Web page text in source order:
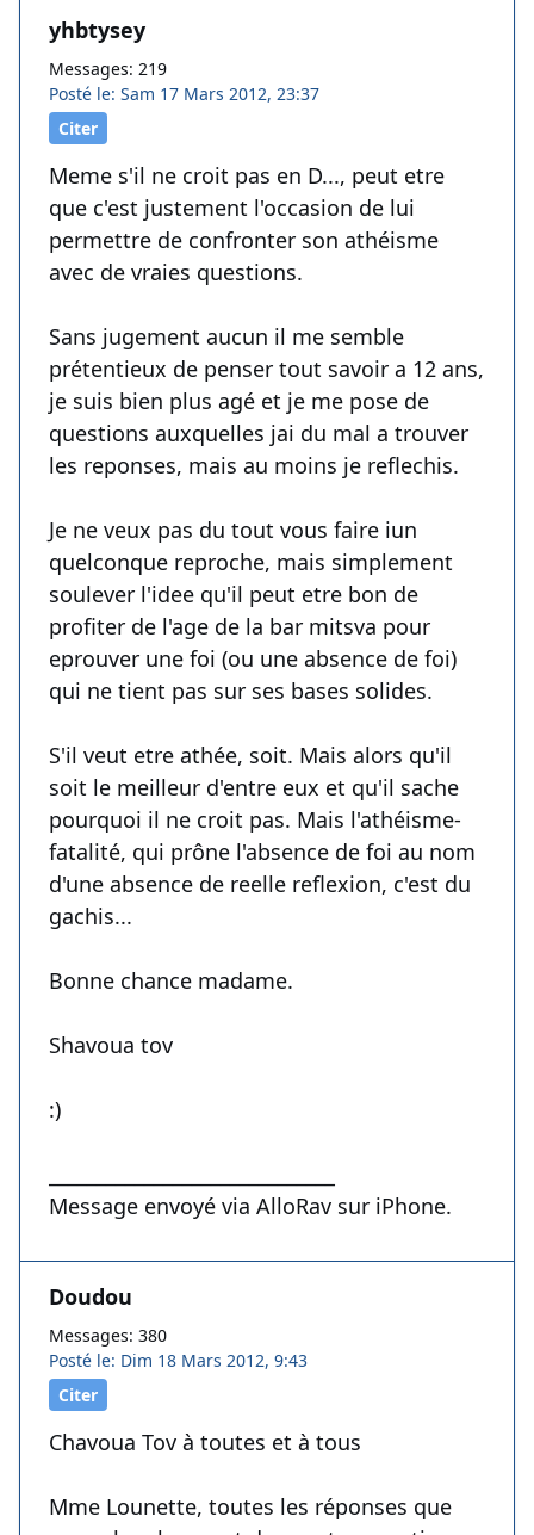
yhbtysey
Messages: 219
Posté le: Sam 17 Mars 2012, 23:37
Citer
Meme s'il ne croit pas en D..., peut etre
que c'est justement l'occasion de lui
permettre de confronter son athéisme
avec de vraies questions.
Sans jugement aucun il me semble
prétentieux de penser tout savoir a 12 ans,
je suis bien plus agé et je me pose de
questions auxquelles jai du mal a trouver
les reponses, mais au moins je reflechis.
Je ne veux pas du tout vous faire iun
quelconque reproche, mais simplement
soulever l'idee qu'il peut etre bon de
profiter de l'age de la bar mitsva pour
eprouver une foi (ou une absence de foi)
qui ne tient pas sur ses bases solides.
S'il veut etre athée, soit. Mais alors qu'il
soit le meilleur d'entre eux et qu'il sache
pourquoi il ne croit pas. Mais l'athéisme-
fatalité, qui prône l'absence de foi au nom
d'une absence de reelle reflexion, c'est du
gachis...
Bonne chance madame.
Shavoua tov
:)
Message envoyé via AlloRav sur iPhone.
Doudou
Messages: 380
Posté le: Dim 18 Mars 2012, 9:43
Citer
Chavoua Tov à toutes et à tous
Mme Lounette, toutes les réponses que